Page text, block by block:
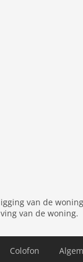
van de
van de woning.
Colofon